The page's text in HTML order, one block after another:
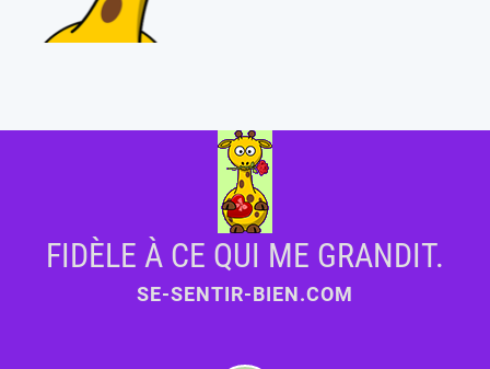
FIDÈLE À CE QUI ME GRANDIT.
SE-SENTIR-BIEN.COM